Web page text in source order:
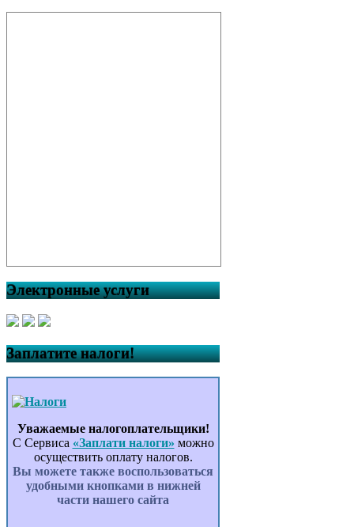
Электронные услуги
Заплатите налоги!
Уважаемые налогоплательщики!
С Сервиса «Заплати налоги» можно
осуществить оплату налогов.
Вы можете также воспользоваться
удобными кнопками в нижней
части нашего сайта